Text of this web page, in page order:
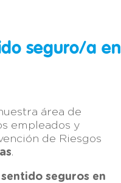
seguro/a en
área de
empleados y
de Riesgos
.
seguros en